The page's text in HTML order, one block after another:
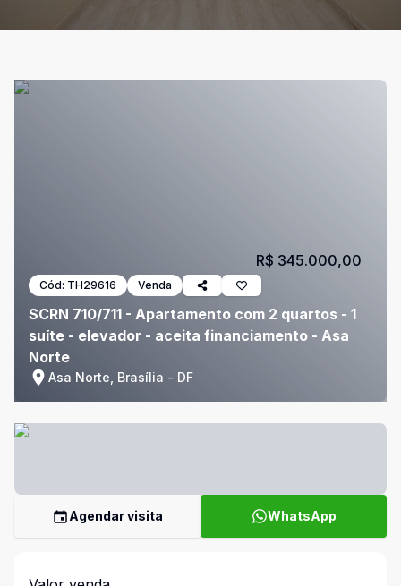
Cód: TH29616 Venda
SCRN 710/711 - Apartamento com 2 quartos - 1
suíte - elevador - aceita financiamento - Asa
Norte
Asa Norte, Brasília - DF
R$ 345.000,00
Agendar visita WhatsApp